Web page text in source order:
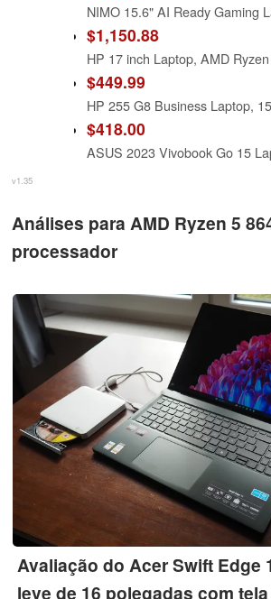
$1,150.88
$449.99
$418.00
v1.35
Análises para AMD Ryzen 5
processador
Avaliação do Acer Swift Edge
leve de 16 polegadas com